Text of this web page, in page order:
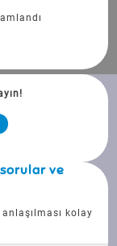
ve
kolay